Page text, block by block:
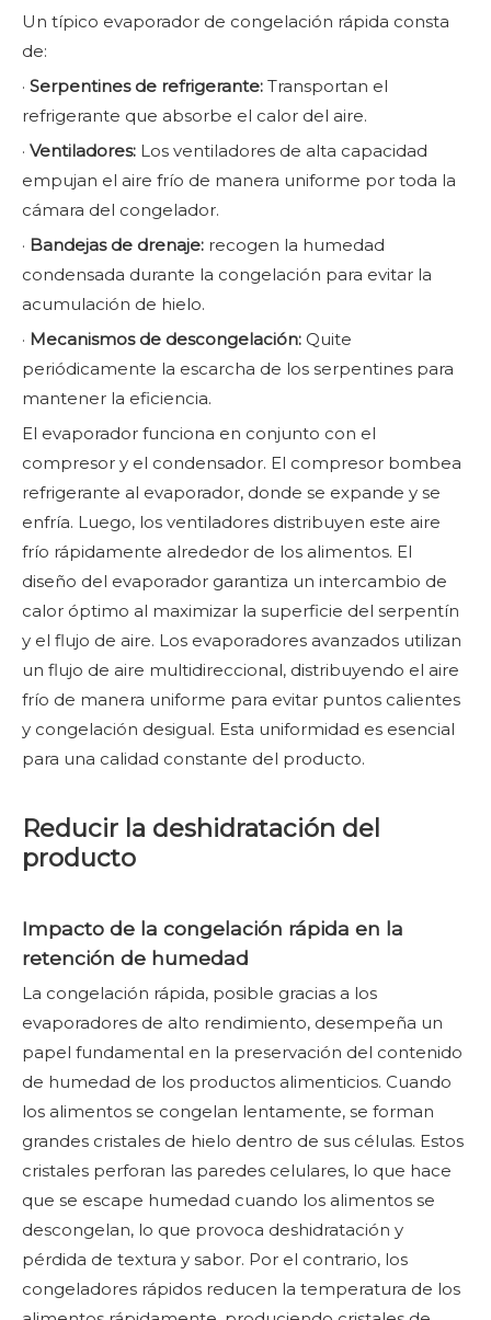
Un típico evaporador de congelación rápida consta
de:
· Serpentines de refrigerante: Transportan el
refrigerante que absorbe el calor del aire.
· Ventiladores: Los ventiladores de alta capacidad
empujan el aire frío de manera uniforme por toda la
cámara del congelador.
· Bandejas de drenaje: recogen la humedad
condensada durante la congelación para evitar la
acumulación de hielo.
· Mecanismos de descongelación: Quite
periódicamente la escarcha de los serpentines para
mantener la eficiencia.
El evaporador funciona en conjunto con el
compresor y el condensador. El compresor bombea
refrigerante al evaporador, donde se expande y se
enfría. Luego, los ventiladores distribuyen este aire
frío rápidamente alrededor de los alimentos. El
diseño del evaporador garantiza un intercambio de
calor óptimo al maximizar la superficie del serpentín
y el flujo de aire. Los evaporadores avanzados utilizan
un flujo de aire multidireccional, distribuyendo el aire
frío de manera uniforme para evitar puntos calientes
y congelación desigual. Esta uniformidad es esencial
para una calidad constante del producto.
Reducir la deshidratación del
producto
Impacto de la congelación rápida en la
retención de humedad
La congelación rápida, posible gracias a los
evaporadores de alto rendimiento, desempeña un
papel fundamental en la preservación del contenido
de humedad de los productos alimenticios. Cuando
los alimentos se congelan lentamente, se forman
grandes cristales de hielo dentro de sus células. Estos
cristales perforan las paredes celulares, lo que hace
que se escape humedad cuando los alimentos se
descongelan, lo que provoca deshidratación y
pérdida de textura y sabor. Por el contrario, los
congeladores rápidos reducen la temperatura de los